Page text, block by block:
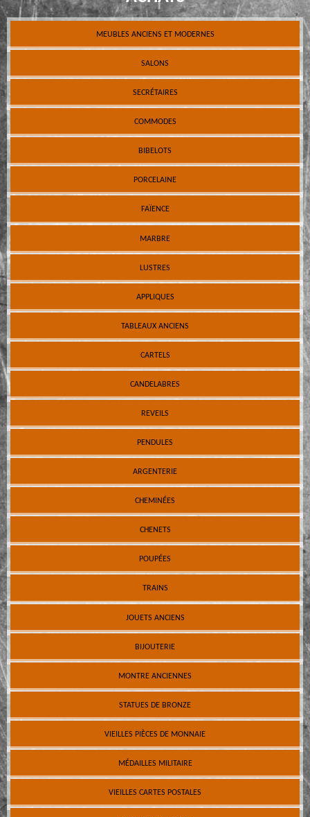
MEUBLES ANCIENS ET MODERNES
SALONS
SECRÉTAIRES
COMMODES
BIBELOTS
PORCELAINE
FAÏENCE
MARBRE
LUSTRES
APPLIQUES
TABLEAUX ANCIENS
CARTELS
CANDELABRES
REVEILS
PENDULES
ARGENTERIE
CHEMINÉES
CHENETS
POUPÉES
TRAINS
JOUETS ANCIENS
BIJOUTERIE
MONTRE ANCIENNES
STATUES DE BRONZE
VIEILLES PIÈCES DE MONNAIE
MÉDAILLES MILITAIRE
VIEILLES CARTES POSTALES